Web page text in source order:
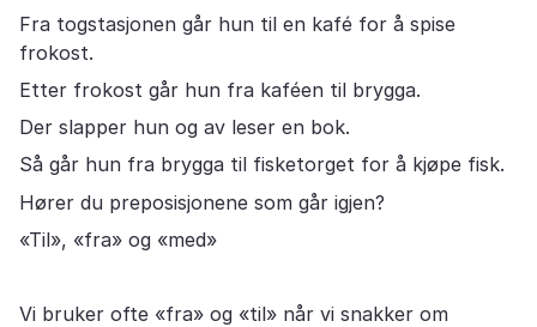
Fra togstasjonen går hun til en kafé for å spise
frokost.
Etter frokost går hun fra kaféen til brygga.
Der slapper hun og av leser en bok.
Så går hun fra brygga til fisketorget for å kjøpe fisk.
Hører du preposisjonene som går igjen?
«Til», «fra» og «med»
Vi bruker ofte «fra» og «til» når vi snakker om